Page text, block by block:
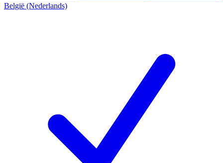
België (Nederlands)